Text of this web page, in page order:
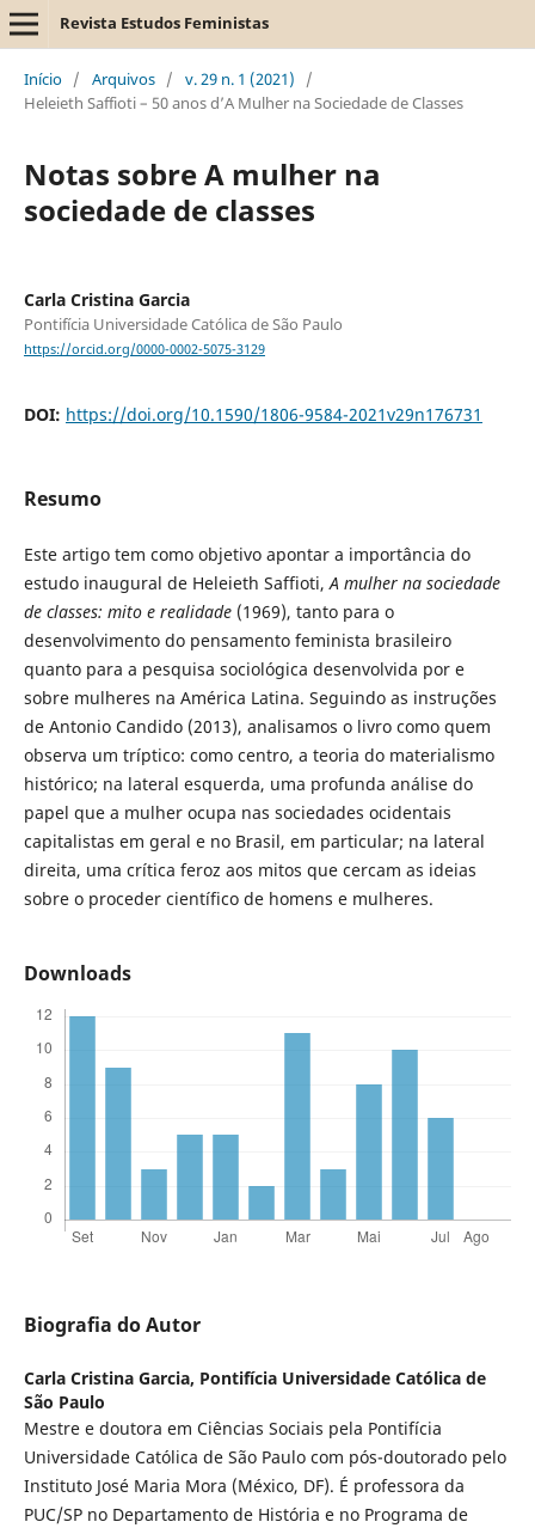
Revista Estudos Feministas
Início / Arquivos / v. 29 n. 1 (2021)
/
Heleieth Saffioti – 50 anos d’A Mulher na Sociedade de Classes
Notas sobre A mulher na
sociedade de classes
Carla Cristina Garcia
Pontifícia Universidade Católica de São Paulo
https://orcid.org/0000-0002-5075-3129
DOI: https://doi.org/10.1590/1806-9584-2021v29n176731
Resumo
Este artigo tem como objetivo apontar a importância do
estudo inaugural de Heleieth Saffioti,A mulher na sociedade
de classes: mito e realidade(1969), tanto para o
desenvolvimento do pensamento feminista brasileiro
quanto para a pesquisa sociológica desenvolvida por e
sobre mulheres na América Latina. Seguindo as instruções
de Antonio Candido (2013), analisamos o livro como quem
observa um tríptico: como centro, a teoria do materialismo
histórico; na lateral esquerda, uma profunda análise do
papel que a mulher ocupa nas sociedades ocidentais
capitalistas em geral e no Brasil, em particular; na lateral
direita, uma crítica feroz aos mitos que cercam as ideias
sobre o proceder científico de homens e mulheres.
Downloads
Biografia do Autor
Carla Cristina Garcia, Pontifícia Universidade Católica de
São Paulo
Mestre e doutora em Ciências Sociais pela Pontifícia
Universidade Católica de São Paulo com pós-doutorado pelo
Instituto José Maria Mora (México, DF). É professora da
PUC/SP no Departamento de História e no Programa de